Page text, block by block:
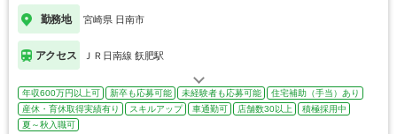
勤務地 宮崎県 日南市
アクセス ＪＲ日南線 飫肥駅
年収600万円以上可 新卒も応募可能 未経験者も応募可能
住宅補助（手当）あり
産休・育休取得実績有り
スキルアップ 車通勤可 店舗数30以上
積極採用中
夏～秋入職可